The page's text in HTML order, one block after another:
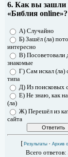
6. Как вы зашли
«Библия online»?
А) Случайно
Б) Зашёл (ла)
интересно
В) Посоветовали
знакомые
Г) Сам искал (ла)
типа
Д) Из поисковых
Е) Не знаю, как
(ла)
Ж) Перешёл из
сайта
[ Результаты · Архив
Всего ответов: